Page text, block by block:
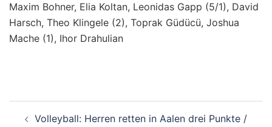
Maxim Bohner, Elia Koltan, Leonidas Gapp (5/1), David
Harsch, Theo Klingele (2), Toprak Güdücü, Joshua
Mache (1), Ihor Drahulian
Volleyball: Herren retten in Aalen drei Punkte /